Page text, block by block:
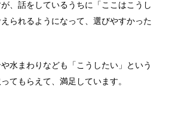
、話をしているうちに「ここはこうし
られるようになって、選びやすかった
水まわりなども「こうしたい」という
てもらえて、満足しています。